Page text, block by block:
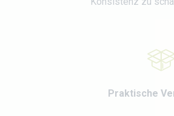
Praktische